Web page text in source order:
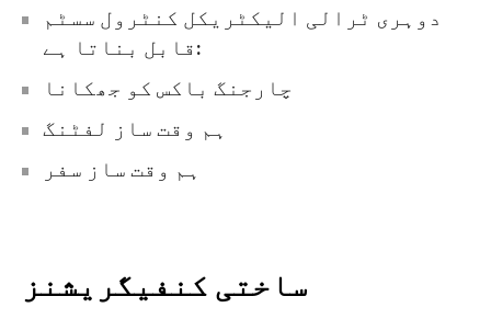
دوہری ٹرالی الیکٹریکل کنٹرول سسٹم
قابل بناتا ہے:
چارجنگ باکس کو جھکانا
ہم وقت ساز لفٹنگ
ہم وقت ساز سفر
ساختی کنفیگریشنز